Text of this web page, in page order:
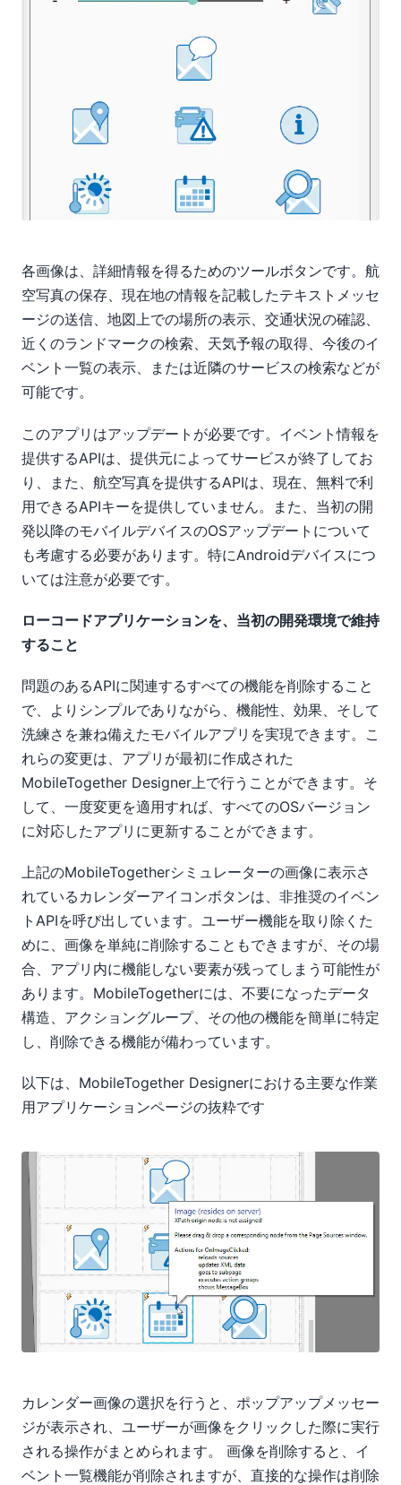
各画像は、詳細情報を得るためのツールボタンです。航
空写真の保存、現在地の情報を記載したテキストメッセ
ージの送信、地図上での場所の表示、交通状況の確認、
近くのランドマークの検索、天気予報の取得、今後のイ
ベント一覧の表示、または近隣のサービスの検索などが
可能です。
このアプリはアップデートが必要です。イベント情報を
提供するAPIは、提供元によってサービスが終了してお
り、また、航空写真を提供するAPIは、現在、無料で利
用できるAPIキーを提供していません。また、当初の開
発以降のモバイルデバイスのOSアップデートについて
も考慮する必要があります。特にAndroidデバイスにつ
いては注意が必要です。
ローコードアプリケーションを、当初の開発環境で維持
すること
問題のあるAPIに関連するすべての機能を削除すること
で、よりシンプルでありながら、機能性、効果、そして
洗練さを兼ね備えたモバイルアプリを実現できます。こ
れらの変更は、アプリが最初に作成された
MobileTogether Designer上で行うことができます。そ
して、一度変更を適用すれば、すべてのOSバージョン
に対応したアプリに更新することができます。
上記のMobileTogetherシミュレーターの画像に表示さ
れているカレンダーアイコンボタンは、非推奨のイベン
トAPIを呼び出しています。ユーザー機能を取り除くた
めに、画像を単純に削除することもできますが、その場
合、アプリ内に機能しない要素が残ってしまう可能性が
あります。MobileTogetherには、不要になったデータ
構造、アクショングループ、その他の機能を簡単に特定
し、削除できる機能が備わっています。
以下は、MobileTogether Designerにおける主要な作業
用アプリケーションページの抜粋です
カレンダー画像の選択を行うと、ポップアップメッセー
ジが表示され、ユーザーが画像をクリックした際に実行
される操作がまとめられます。 画像を削除すると、イ
ベント一覧機能が削除されますが、直接的な操作は削除